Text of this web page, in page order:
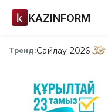
KAZINFORM
Тренд:Сайлау-2026